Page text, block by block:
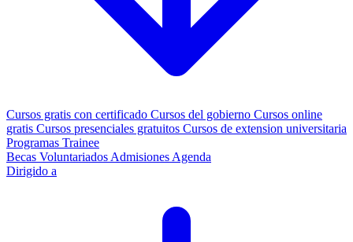
Cursos gratis con certificado Cursos del gobierno Cursos online
gratis Cursos presenciales gratuitos Cursos de extension universitaria
Programas Trainee
Becas Voluntariados Admisiones Agenda
Dirigido a